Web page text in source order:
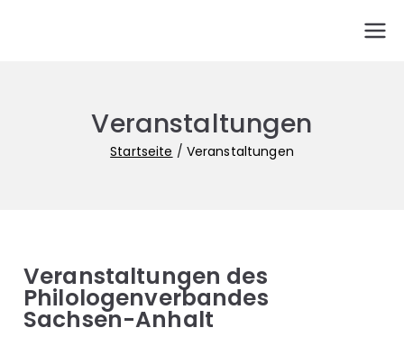
Fachgewerkschaft der Gymnasiallehrerinnen und
Veranstaltungen
Startseite Veranstaltungen
Veranstaltungen des
Philologenverbandes
Sachsen-Anhalt